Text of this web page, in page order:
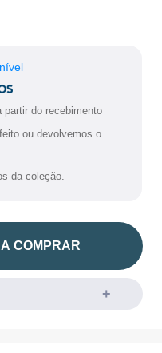
partir do recebimento
ou devolvemos o
da coleção.
COMPRAR